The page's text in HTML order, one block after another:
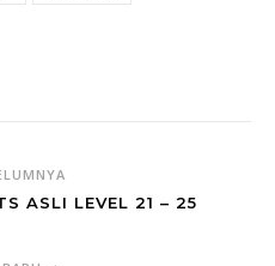
ASLI LEVEL 21 – 25